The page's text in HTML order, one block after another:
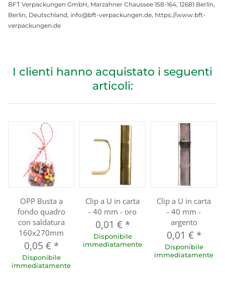
BFT Verpackungen GmbH, Marzahner Chaussee 158-164, 12681 Berlin,
Berlin, Deutschland, info@bft-verpackungen.de, https://www.bft-
verpackungen.de
I clienti hanno acquistato i seguenti
articoli:
OPP Busta a
fondo quadro
con saldatura
160x270mm
0,05 € *
Disponibile
immediatamente
Clip a U in carta
- 40 mm - oro
0,01 € *
Disponibile
immediatamente
Clip a U in carta
- 40 mm -
argento
0,01 € *
Disponibile
immediatamente